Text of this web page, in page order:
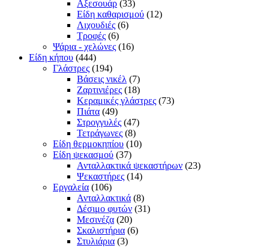
Αξεσουάρ (33)
Είδη καθαρισμού (12)
Λιχουδιές (6)
Τροφές (6)
Ψάρια - χελώνες (16)
Είδη κήπου (444)
Γλάστρες (194)
Βάσεις νικέλ (7)
Ζαρτινιέρες (18)
Κεραμικές γλάστρες (73)
Πιάτα (49)
Στρογγυλές (47)
Τετράγωνες (8)
Είδη θερμοκηπίου (10)
Είδη ψεκασμού (37)
Ανταλλακτικά ψεκαστήρων (23)
Ψεκαστήρες (14)
Εργαλεία (106)
Ανταλλακτικά (8)
Δέσιμο φυτών (31)
Μεσινέζα (20)
Σκαλιστήρια (6)
Στυλιάρια (3)